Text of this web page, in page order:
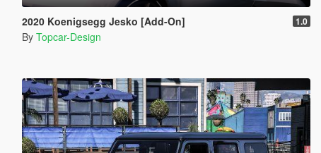
2020 Koenigsegg Jesko [Add-On] 1.0
By Topcar-Design